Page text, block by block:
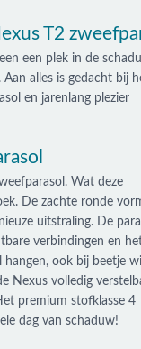
T2
een plek in de
alles is gedacht
en jarenlang plezier
Wat deze
De zachte ronde
uitstraling. De
verbindingen en
hangen, ook bij beetje
Nexus volledig
premium stofklasse 4
dag van schaduw!